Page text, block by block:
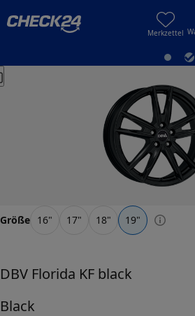
Merkzettel
Größe 16" 17" 18" 19"
DBV Florida KF black
Black